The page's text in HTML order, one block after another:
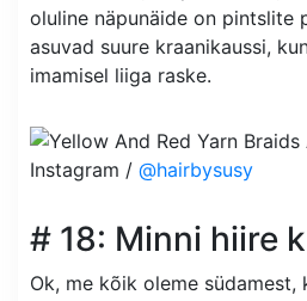
oluline näpunäide on pintslite
asuvad suure kraanikaussi,
imamisel liiga raske.
Instagram / @hairbysusy
# 18: Minni hiire
Ok, me kõik oleme südamest,